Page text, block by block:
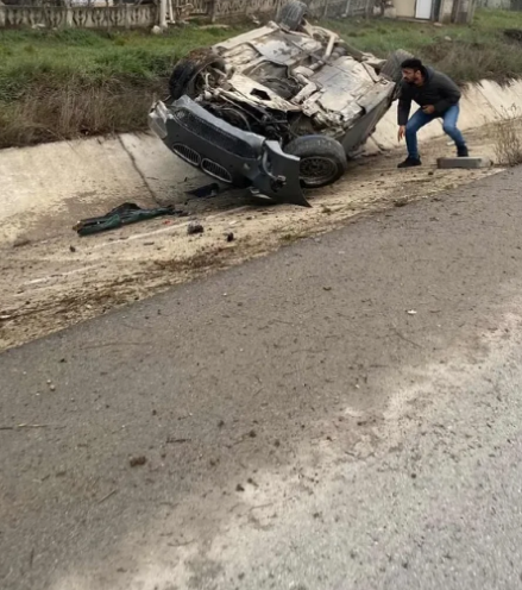
Bursa
Çanakkale
Çankırı
Çorum
Denizli
Diyarbakır
Edirne
Elazığ
Erzincan
Erzurum
Eskişehir
Gaziantep